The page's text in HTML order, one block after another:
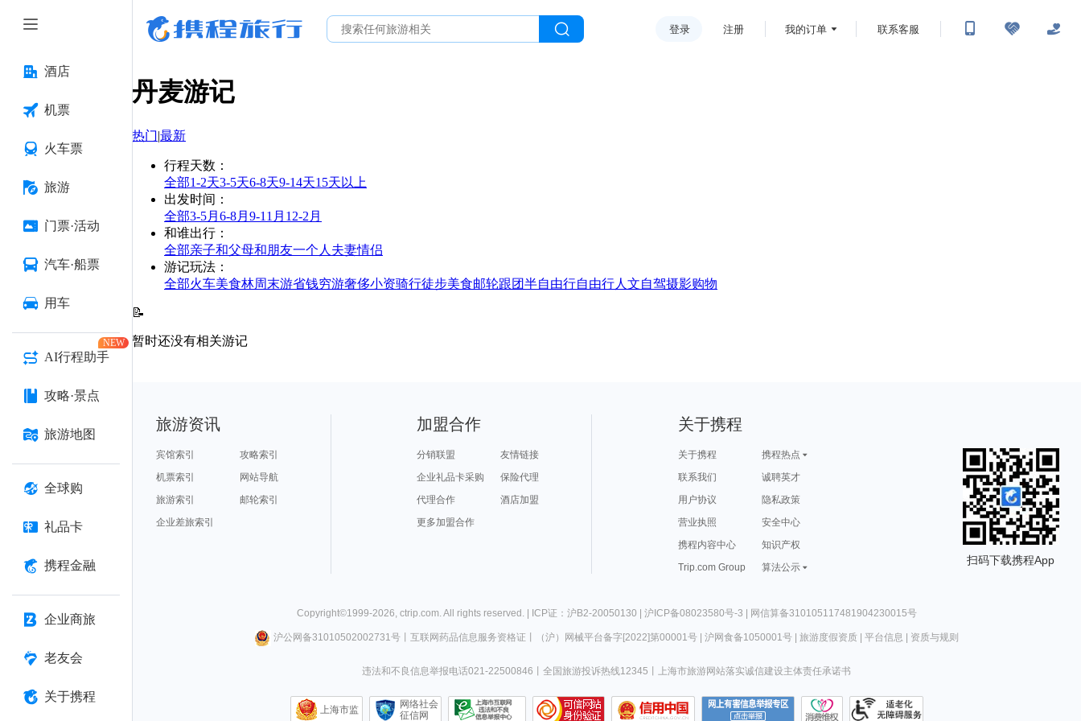
酒店
机票
火车票
旅游
门票·活动
汽车·船票
用车
AI行程助手
NEW
攻略·景点
旅游地图
全球购
礼品卡
携程金融
企业商旅
老友会
关于携程
登录 注册 我的订单 联系客服
丹麦游记
热门|最新
行程天数 ：
全部1-2天3-5天6-8天9-14天15天以上
出发时间 ：
全部3-5月 6-8月 9-11月 12-2月
和谁出行 ：
全部亲子和父母和朋友一个人 夫妻情侣
游记玩法 ：
全部火车美食林周末游省钱穷游奢侈小资骑行徒步美食邮轮跟团半自由行自由行人文自驾摄影购物
📝
暂时还没有相关游记
旅游资讯
宾馆索引
攻略索引
机票索引
网站导航
旅游索引
邮轮索引
企业差旅索引
加盟合作
分销联盟
友情链接
企业礼品卡采购
保险代理
代理合作
酒店加盟
更多加盟合作
关于携程
关于携程
携程热点
联系我们
诚聘英才
用户协议
隐私政策
营业执照
安全中心
携程内容中心
知识产权
Trip.com Group
算法公示
扫码下载携程App
Copyright©1999-2026, ctrip.com. All rights reserved. | ICP证：沪B2-20050130 | 沪ICP备08023580号-3 | 网信算备310105117481904230015号
沪公网备31010502002731号丨 互联网药品信息服务资格证 （沪）网械平台备字[2022]第00001号| 沪网食备1050001号| 旅游度假资质| 平台信息 资质与规则
违法和不良信息举报电话021-22500846 全国旅游投诉热线12345 上海市旅游网站落实诚信建设主体责任承诺书
上海市监
网络社会
征信网